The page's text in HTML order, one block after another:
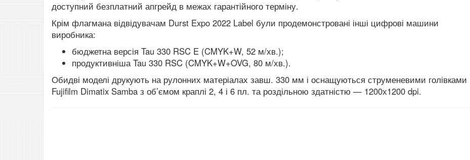
доступний безплатний апгрейд в межах гарантійного терміну.
Крім флагмана відвідувачам Durst Expo 2022 Label були продемонстровані інші цифрові машини
виробника:
бюджетна версія Tau 330 RSC E (CMYK+W, 52 м/хв.);
продуктивніша Tau 330 RSC (CMYK+W+OVG, 80 м/хв.).
Обидві моделі друкують на рулонних матеріалах завш. 330 мм і оснащуються струменевими голівками
Fujifilm Dimatix Samba з об’ємом краплі 2, 4 і 6 пл. та роздільною здатністю — 1200х1200 dpi.